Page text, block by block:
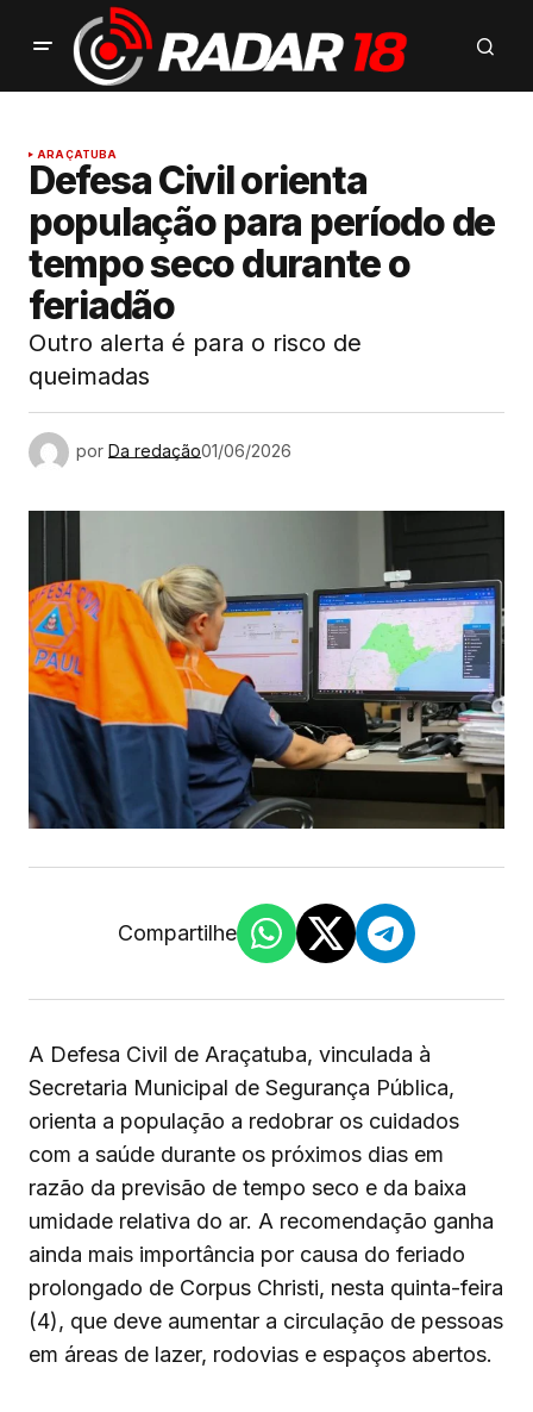
ARAÇATUBA
Defesa Civil orienta
população para período de
tempo seco durante o
feriadão
Outro alerta é para o risco de
queimadas
por Da redação01/06/2026
Compartilhe
A Defesa Civil de Araçatuba, vinculada à
Secretaria Municipal de Segurança Pública,
orienta a população a redobrar os cuidados
com a saúde durante os próximos dias em
razão da previsão de tempo seco e da baixa
umidade relativa do ar. A recomendação ganha
ainda mais importância por causa do feriado
prolongado de Corpus Christi, nesta quinta-feira
(4), que deve aumentar a circulação de pessoas
em áreas de lazer, rodovias e espaços abertos.